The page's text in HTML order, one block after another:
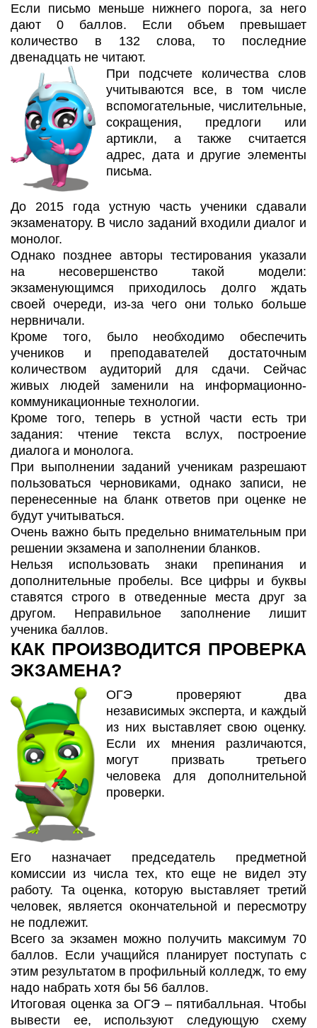
Если письмо меньше нижнего порога, за него
дают 0 баллов. Если объем превышает
количество в 132 слова, то последние
двенадцать не читают.
При подсчете количества слов
учитываются все, в том числе
вспомогательные, числительные,
сокращения, предлоги или
артикли, а также считается
адрес, дата и другие элементы
письма.
До 2015 года устную часть ученики сдавали
экзаменатору. В число заданий входили диалог и
монолог.
Однако позднее авторы тестирования указали
на несовершенство такой модели:
экзаменующимся приходилось долго ждать
своей очереди, из-за чего они только больше
нервничали.
Кроме того, было необходимо обеспечить
учеников и преподавателей достаточным
количеством аудиторий для сдачи. Сейчас
живых людей заменили на информационно-
коммуникационные технологии.
Кроме того, теперь в устной части есть три
задания: чтение текста вслух, построение
диалога и монолога.
При выполнении заданий ученикам разрешают
пользоваться черновиками, однако записи, не
перенесенные на бланк ответов при оценке не
будут учитываться.
Очень важно быть предельно внимательным при
решении экзамена и заполнении бланков.
Нельзя использовать знаки препинания и
дополнительные пробелы. Все цифры и буквы
ставятся строго в отведенные места друг за
другом. Неправильное заполнение лишит
ученика баллов.
КАК ПРОИЗВОДИТСЯ ПРОВЕРКА
ЭКЗАМЕНА?
ОГЭ проверяют два
независимых эксперта, и каждый
из них выставляет свою оценку.
Если их мнения различаются,
могут призвать третьего
человека для дополнительной
проверки.
Его назначает председатель предметной
комиссии из числа тех, кто еще не видел эту
работу. Та оценка, которую выставляет третий
человек, является окончательной и пересмотру
не подлежит.
Всего за экзамен можно получить максимум 70
баллов. Если учащийся планирует поступать с
этим результатом в профильный колледж, то ему
надо набрать хотя бы 56 баллов.
Итоговая оценка за ОГЭ – пятибалльная. Чтобы
вывести ее, используют следующую схему